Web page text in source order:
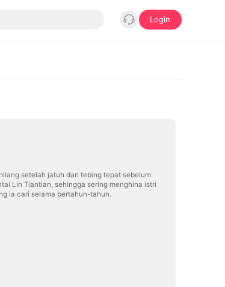
Login
setelah jatuh dari tebing tepat sebelum
Lin Tiantian, sehingga sering menghina istri
ia cari selama bertahun-tahun.